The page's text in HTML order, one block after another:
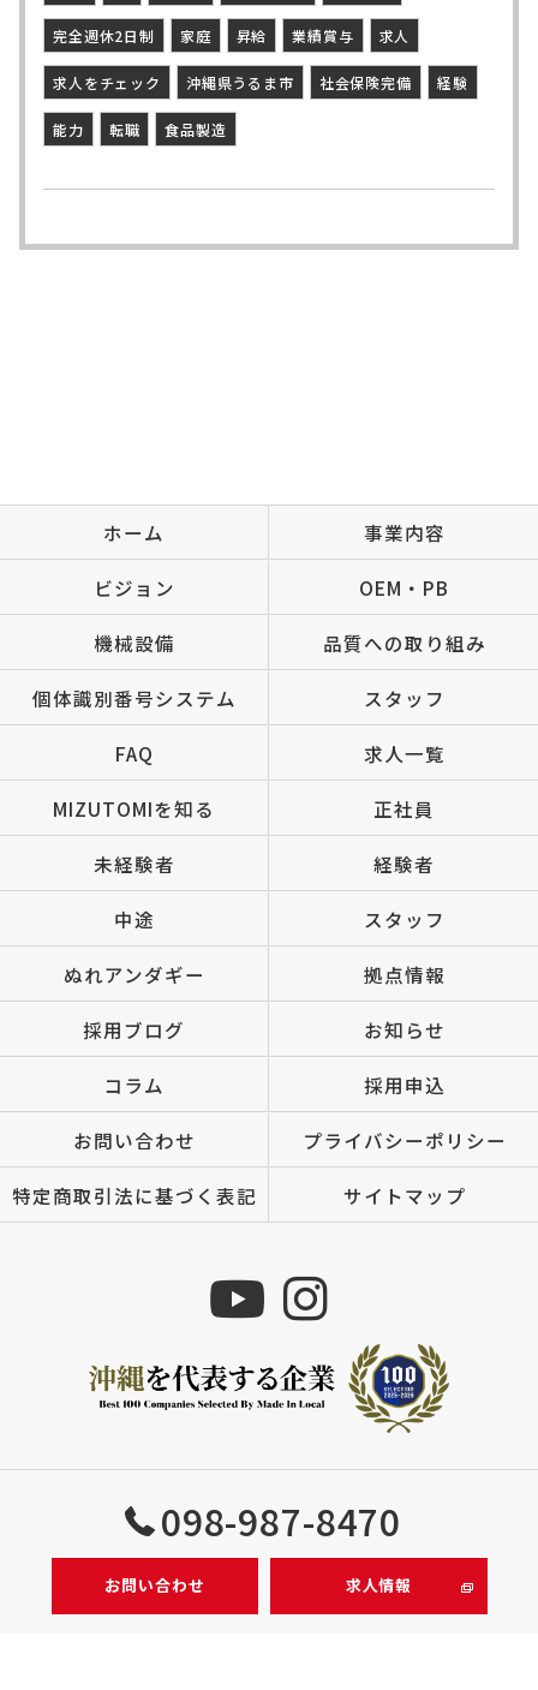
完全週休2日制 家庭 昇給 業績賞与 求人
求人をチェック 沖縄県うるま市 社会保険完備 経験
能力 転職 食品製造
098-987-8470
お問い合わせ 求人情報
ホーム 事業内容
ビジョン OEM・PB
機械設備 品質への取り組み
個体識別番号システム スタッフ
FAQ 求人一覧
MIZUTOMIを知る 正社員
未経験者 経験者
中途 スタッフ
ぬれアンダギー 拠点情報
採用ブログ お知らせ
コラム 採用申込
お問い合わせ プライバシーポリシー
特定商取引法に基づく表記 サイトマップ